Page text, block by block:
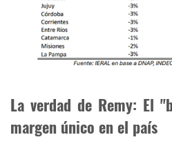
La verdad de Remy: El
margen único en el país